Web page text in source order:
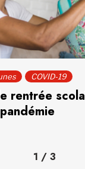
COVID-19
rentrée
1 / 3